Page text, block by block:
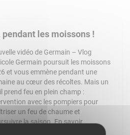
les moissons !
vidéo de Germain – Vlog
Germain poursuit les moissons
et vous emmène pendant une
au cœur des récoltes. Mais un
prend feu en plein champ :
avec les pompiers pour
un feu de chaume et
la saison. En savoir